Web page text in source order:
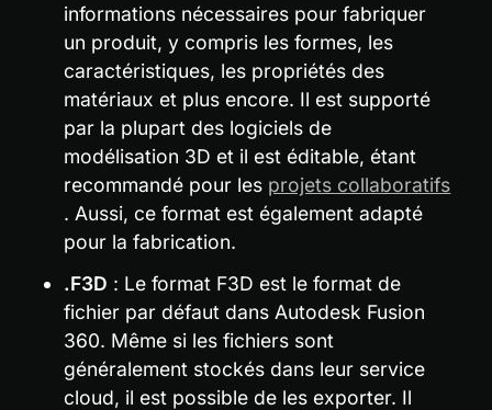
informations nécessaires pour fabriquer
un produit, y compris les formes, les
caractéristiques, les propriétés des
matériaux et plus encore. Il est supporté
par la plupart des logiciels de
modélisation 3D et il est éditable, étant
recommandé pour les projets collaboratifs
. Aussi, ce format est également adapté
pour la fabrication.
.F3D : Le format F3D est le format de
fichier par défaut dans Autodesk Fusion
360. Même si les fichiers sont
généralement stockés dans leur service
cloud, il est possible de les exporter. Il